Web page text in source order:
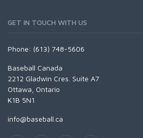
GET IN TOUCH WITH US
Phone: (613) 748-5606
Baseball Canada
2212 Gladwin Cres. Suite A7
Ottawa, Ontario
K1B 5N1
info@baseball.ca